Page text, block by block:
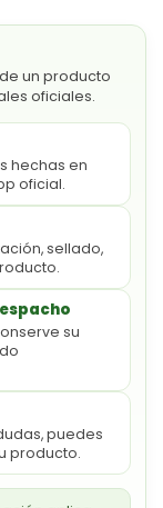
un producto
oficiales.
hechas en
oficial.
sellado,
su
puedes
producto.